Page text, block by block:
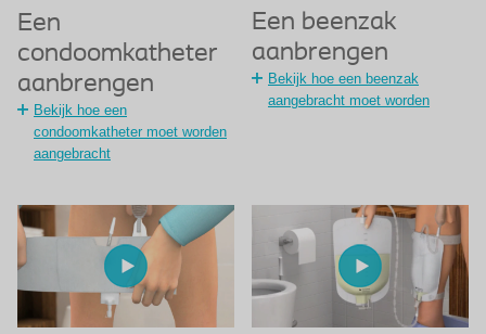
Een
condoomkatheter
aanbrengen
Bekijk hoe een
condoomkatheter moet worden
aangebracht
Een beenzak
aanbrengen
Bekijk hoe een beenzak
aangebracht moet worden